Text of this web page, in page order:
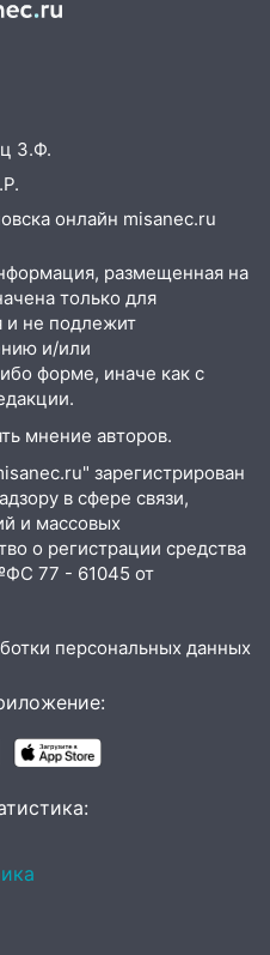
закрытым до
сюрприз: гороскоп
с
неожиданная
звучат сирены
смогут
платежа
управлении
к
органов
Федерации
стала
шесть
З.Ф.
онлайн misanec.ru
размещенная на
только для
и не подлежит
и/или
форме, иначе как с
мнение авторов.
зарегистрирован
в сфере связи,
и массовых
о регистрации средства
77 - 61045 от
персональных данных